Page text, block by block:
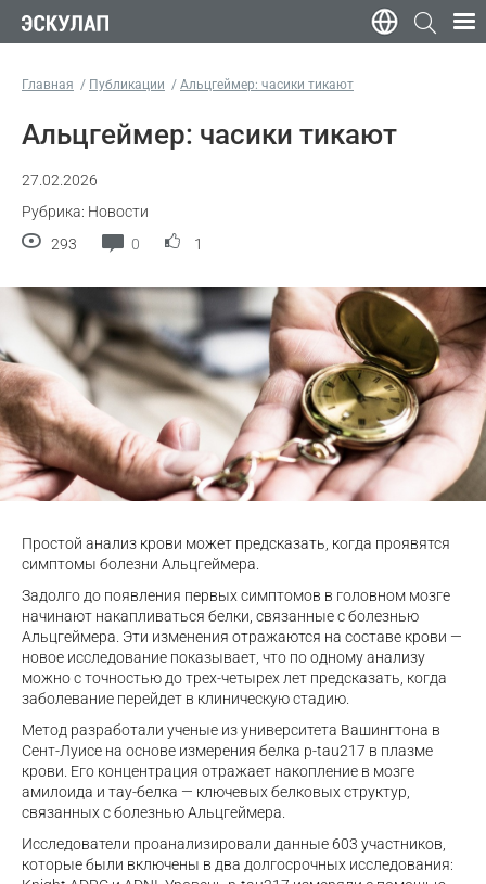
Главная Публикации Альцгеймер: часики тикают
Альцгеймер: часики тикают
27.02.2026
Рубрика: Новости
293
0 1
Простой анализ крови может предсказать, когда проявятся
симптомы болезни Альцгеймера.
Задолго до появления первых симптомов в головном мозге
начинают накапливаться белки, связанные с болезнью
Альцгеймера. Эти изменения отражаются на составе крови —
новое исследование показывает, что по одному анализу
можно с точностью до трех-четырех лет предсказать, когда
заболевание перейдет в клиническую стадию.
Метод разработали ученые из университета Вашингтона в
Сент-Луисе на основе измерения белка p-tau217 в плазме
крови. Его концентрация отражает накопление в мозге
амилоида и тау-белка — ключевых белковых структур,
связанных с болезнью Альцгеймера.
Исследователи проанализировали данные 603 участников,
которые были включены в два долгосрочных исследования: